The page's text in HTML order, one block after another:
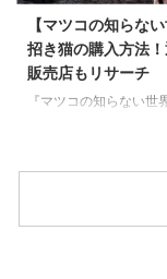
来は？」についてまと
た。 フラワームーンは
のスーパーピンクムー
番目に大きいスーパー
【マツコの知らない
招き猫の購入方法！
販売店もリサーチ
『マツコの知らない世
あるようなので調べて
招き猫5000体のコレ
お持ちで、ミュージー